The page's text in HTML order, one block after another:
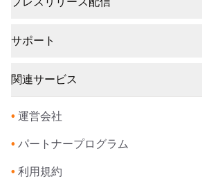
サポート
関連サービス
• 運営会社
• パートナープログラム
• 利用規約